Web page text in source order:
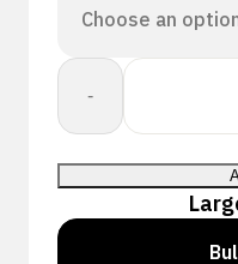
-
OXXA®
Cut-
Flex
IP
51-
705